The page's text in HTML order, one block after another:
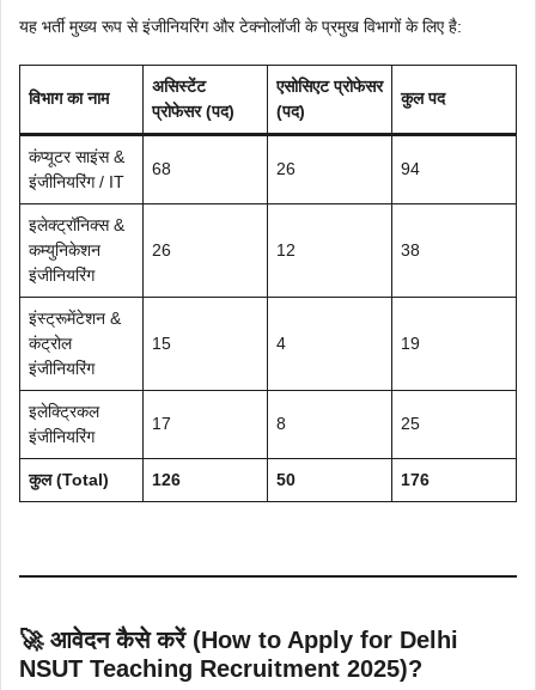
यह भर्ती मुख्य रूप से इंजीनियरिंग और टेक्नोलॉजी के प्रमुख विभागों के लिए है:
विभाग का नाम
असिस्टेंट
प्रोफेसर (पद)
एसोसिएट प्रोफेसर
(पद)
कुल पद
कंप्यूटर साइंस &
इंजीनियरिंग / IT
68 26 94
इलेक्ट्रॉनिक्स &
कम्युनिकेशन
इंजीनियरिंग
26 12 38
इंस्ट्रूमेंटेशन &
कंट्रोल
इंजीनियरिंग
15 4 19
इलेक्ट्रिकल
इंजीनियरिंग
17 8 25
कुल (Total) 126 50 176
🚀 आवेदन कैसे करें (How to Apply for Delhi
NSUT Teaching Recruitment 2025)?